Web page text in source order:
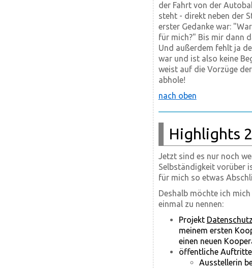
der Fahrt von der
steht - direkt neben der
erster Gedanke war:
für mich?" Bis mir dann
Und außerdem fehlt ja
war und ist also keine
weist auf die Vorzüge
abhole!
nach oben
Highlights
Jetzt sind es nur noch
Selbständigkeit vorüber
für mich so etwas
Deshalb möchte ich
einmal zu nennen:
Projekt
meinem ersten
einen neuen
öffentliche Auftritte
Ausstellerin